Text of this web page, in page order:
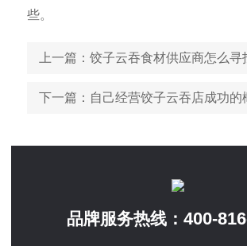
些。
上一篇 ：饺子云吞食材供应商怎么寻找，想知
下一篇 ：自己经营饺子云吞店成功的概率大吗，多
品牌服务热线： 400-